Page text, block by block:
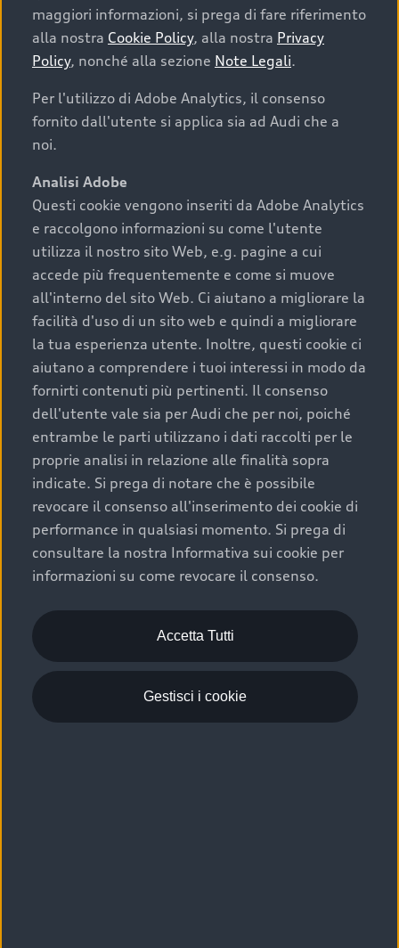
Cosa sapere prima di
acquistare la tua prossima
auto
I requisiti fondamentali da considerare prima di
acquistare un’auto usata, oltre al prezzo e all'aspetto,
chilometraggio: un valore contenuto corrisponde a
uno stato migliore del veicolo e a una maggiore
durata nel tempo;
cronologia dei tagliandi: una documentazione
completa della vettura certifica una manutenzione
costante e accurata;
condizioni della carrozzeria e degli interni: una
buona conservazione evidenzia cura e attenzione del
precedente proprietario;
efficienza meccanica: motore, trasmissione e
componenti principali in ottimo stato garantiscono
prestazioni affidabili e sicure.
Acquistare un’auto usata in una Concessionaria ufficiale
Audi che offre l’usato garantito tramite Audi Prima
Scelta :plus, significa affidarsi ad un prodotto che viene
sottoposto a 110 controlli approfonditi e coperto da
garanzia fino a 4 anni per una maggiore tutela del tuo
acquisto.
maggiori informazioni, si prega di fare riferimento
alla nostra Cookie Policy, alla nostra Privacy
Policy, nonché alla sezione Note Legali.
Per l'utilizzo di Adobe Analytics, il consenso
fornito dall'utente si applica sia ad Audi che a
noi.
Analisi Adobe
Questi cookie vengono inseriti da Adobe Analytics
e raccolgono informazioni su come l'utente
utilizza il nostro sito Web, e.g. pagine a cui
accede più frequentemente e come si muove
all'interno del sito Web. Ci aiutano a migliorare la
facilità d'uso di un sito web e quindi a migliorare
la tua esperienza utente. Inoltre, questi cookie ci
aiutano a comprendere i tuoi interessi in modo da
fornirti contenuti più pertinenti. Il consenso
dell'utente vale sia per Audi che per noi, poiché
entrambe le parti utilizzano i dati raccolti per le
proprie analisi in relazione alle finalità sopra
indicate. Si prega di notare che è possibile
revocare il consenso all'inserimento dei cookie di
performance in qualsiasi momento. Si prega di
consultare la nostra Informativa sui cookie per
informazioni su come revocare il consenso.
Accetta Tutti
Gestisci i cookie